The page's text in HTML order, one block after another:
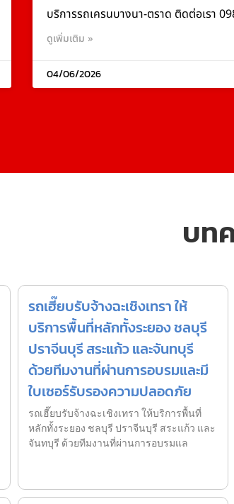
บริการรถเครนบางนา-ตราด ติดต่อเรา
ดูเพิ่มเติม »
04/06/2026
บท
รถเฮี๊ยบรับจ้างฉะเชิงเทรา ให้
บริการพื้นที่หลักทั้งระยอง ชลบุรี
ปราจีนบุรี สระแก้ว และจันทบุรี
ด้วยทีมงานที่ผ่านการอบรมและมี
ใบเซอร์รับรองความปลอดภัย
รถเฮี๊ยบรับจ้างฉะเชิงเทรา ให้บริการพื้นที่
หลักทั้งระยอง ชลบุรี ปราจีนบุรี สระแก้ว และ
จันทบุรี ด้วยทีมงานที่ผ่านการอบรมแล